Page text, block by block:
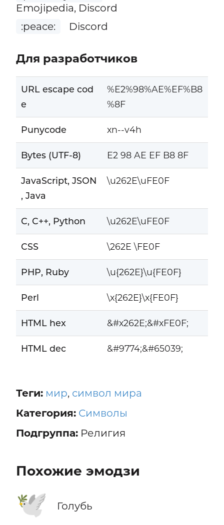
Emojipedia, Discord
:peace:
Discord
Для разработчиков
URL escape cod
e
%E2%98%AE%EF%B8
%8F
Punycode xn--v4h
Bytes (UTF-8) E2 98 AE EF B8 8F
JavaScript, JSON
, Java
\u262E\uFE0F
C, C++, Python \u262E\uFE0F
CSS \262E \FE0F
PHP, Ruby \u{262E}\u{FE0F}
Perl \x{262E}\x{FE0F}
HTML hex &#x262E;&#xFE0F;
HTML dec &#9774;&#65039;
Теги: мир, символ мира
Категория: Символы
Подгруппа:Религия
Похожие эмодзи
🕊️ Голубь